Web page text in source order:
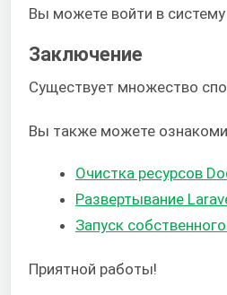
Вы можете войти в
Заключение
Существует множество
Вы также можете
Очистка ресурсов
Развертывание
Запуск
Приятной работы!